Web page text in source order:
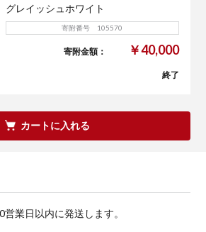
グレイッシュホワイト
寄附番号 105570
寄附金額： ￥40,000
終了
カートに入れる
業日以内に発送します。